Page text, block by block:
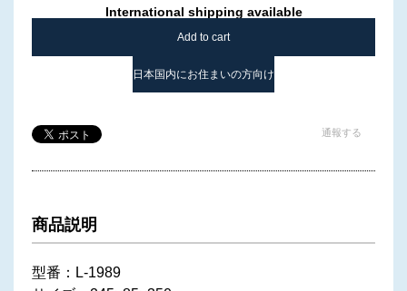
International shipping available
Add to cart
日本国内にお住まいの方向け
通報する
商品説明
型番：L-1989